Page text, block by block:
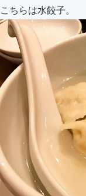
こちらは水餃子。